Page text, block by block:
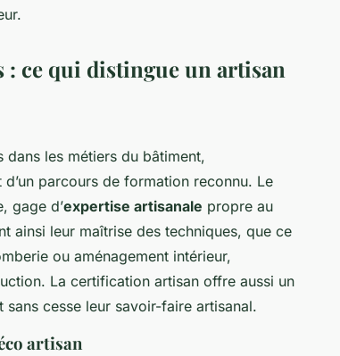
: ce qui distingue un artisan
les métiers du bâtiment,
parcours de formation reconnu. Le
gage d’expertise artisanale propre au
ainsi leur maîtrise des techniques, que ce
ou aménagement intérieur,
La certification artisan offre aussi un
cesse leur savoir-faire artisanal.
artisan